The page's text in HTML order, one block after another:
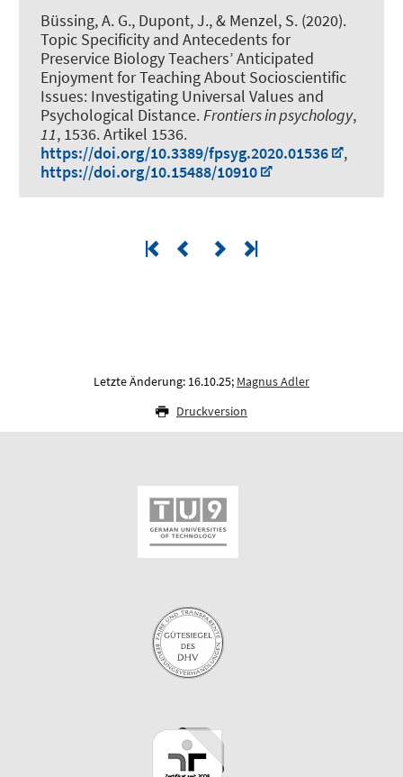
Büssing, A. G., Dupont, J., & Menzel, S. (2020).
Topic Specificity and Antecedents for
Preservice Biology Teachers’ Anticipated
Enjoyment for Teaching About Socioscientific
Issues: Investigating Universal Values and
Psychological Distance.Frontiers in psychology,
11, 1536. Artikel 1536.
https://doi.org/10.3389/fpsyg.2020.01536
,
https://doi.org/10.15488/10910
Letzte Änderung: 16.10.25; Magnus Adler
Druckversion